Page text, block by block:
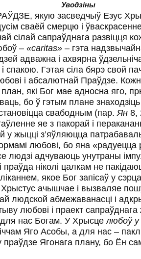
Уводзіны
якую засведчыў Езус
сваёй смерцю і
сілай сапраўднага развіцця
–«caritas» – гэта
адважна i ахвярна
i спакою. Гэтая сіла бярэ свой
i абсалютнай Праўдзе.
план, які Бог мае адносна яго,
бо ў гэтым плане
свабодным (пар.Ян 8,
яе з пакорай i
у жыцці з’яўляюцца
любові, бо яна «радуецца
людзі адчуваюць унутраны
ніколі цалкам не
якое Бог запісаў у
ачышчае i вызваляе
людской абмежаванасці i
любові i праект
нас Богам. У Хрысцелюбоў у
Яго Асобы, a для нас –
праўдзе Ягонага плану, бо Ён